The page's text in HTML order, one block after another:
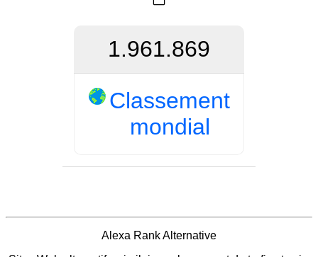
1.961.869
Classement
mondial
Alexa Rank Alternative